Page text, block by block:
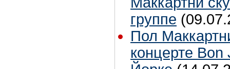
группе
Пол
концерте